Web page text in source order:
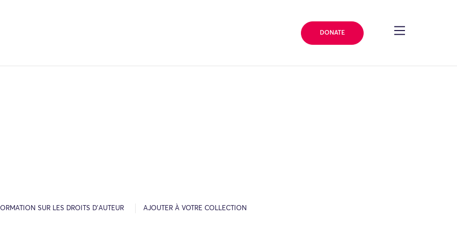
DONATE
SUR LES DROITS D’AUTEUR AJOUTER À VOTRE COLLECTION